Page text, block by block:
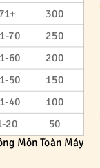
300
70
250
60
200
50
150
40
100
20
50
Môn Toàn Máy